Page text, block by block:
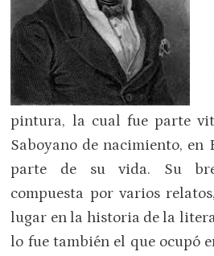
pintura, la cual fue parte
Saboyano de nacimiento, en
parte de su vida. Su
compuesta por varios
lugar en la historia de la
lo fue también el que ocupó